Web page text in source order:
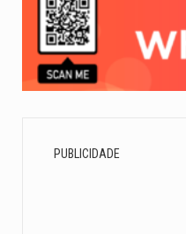
PUBLICIDADE